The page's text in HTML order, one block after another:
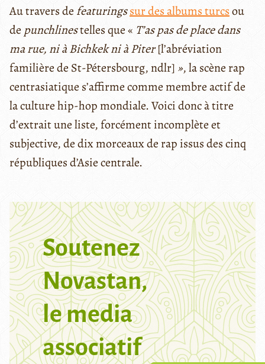
Au travers defeaturingssur des albums turcsou
de punchlinestelles que « T’as pas de place dans
ma rue, ni à Bichkek ni à Piter[l’abréviation
familière de St-Pétersbourg, ndlr] », la scène rap
centrasiatique s’affirme comme membre actif de
la culture hip-hop mondiale. Voici donc à titre
d’extrait une liste, forcément incomplète et
subjective, de dix morceaux de rap issus des cinq
républiques d’Asie centrale.
Soutenez
Novastan,
le media
associatif